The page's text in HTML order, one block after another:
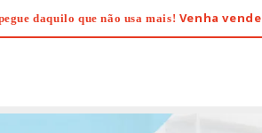
daquilo que não usa mais! Venha